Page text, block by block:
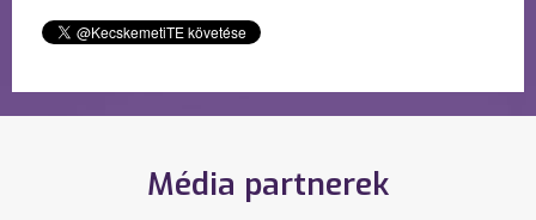
Média partnerek